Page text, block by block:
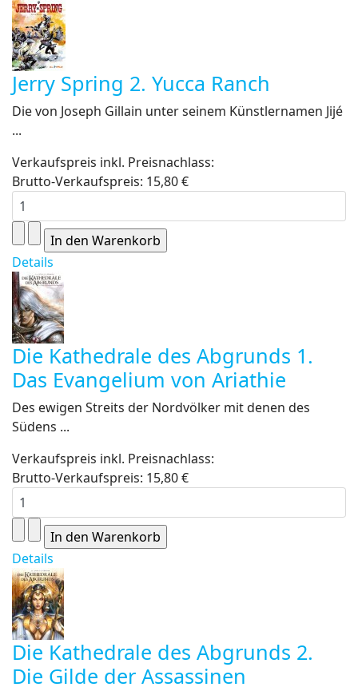
Jerry Spring 2. Yucca Ranch
Die von Joseph Gillain unter seinem Künstlernamen Jijé
...
Verkaufspreis inkl. Preisnachlass:
Brutto-Verkaufspreis: 15,80 €
Details
Die Kathedrale des Abgrunds 1.
Das Evangelium von Ariathie
Des ewigen Streits der Nordvölker mit denen des
Südens ...
Verkaufspreis inkl. Preisnachlass:
Brutto-Verkaufspreis: 15,80 €
Details
Die Kathedrale des Abgrunds 2.
Die Gilde der Assassinen